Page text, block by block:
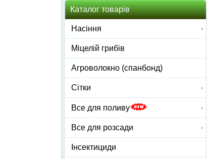
Каталог товарів
Насіння
Міцелій грибів
Агроволокно (спанбонд)
Сітки
Все для поливу
Все для розсади
Інсектициди